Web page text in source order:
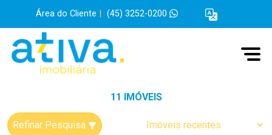
Área do Cliente (45) 3252-0200
11 IMÓVEIS
Refinar Pesquisa